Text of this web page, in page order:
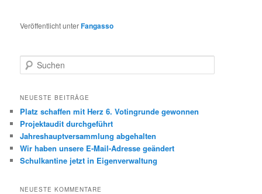
Veröffentlicht unterFangasso
u
h
n
NEUESTE BEITRÄGE
Platz schaffen mit Herz 6. Votingrunde gewonnen
Projektaudit durchgeführt
Jahreshauptversammlung abgehalten
Wir haben unsere E-Mail-Adresse geändert
Schulkantine jetzt in Eigenverwaltung
NEUESTE KOMMENTARE